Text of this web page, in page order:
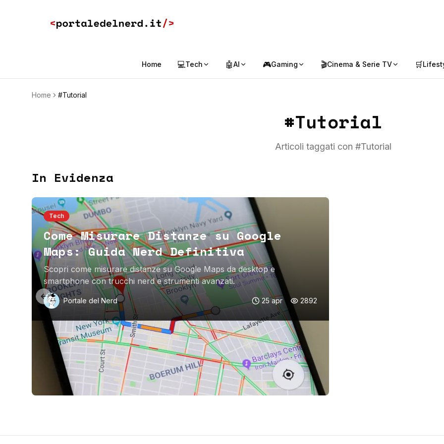
Home 💻Tech 🤖AI 🎮Gaming 🎬Cinema & Serie TV 🛒
Home #Tutorial
#Tutorial
Articoli taggati con #Tutorial
In Evidenza
Tech
Come Misurare Distanze su Google
Maps: Guida Nerd Definitiva
Scopri come misurare distanze su Google Maps da desktop e
smartphone con trucchi nerd e strumenti avanzati.
Portale del Nerd 25 apr 2892
Previous slide